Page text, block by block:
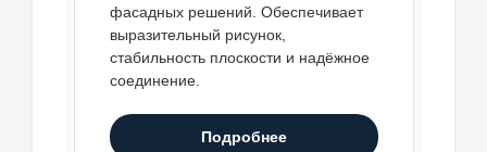
фасадных решений. Обеспечивает
выразительный рисунок,
стабильность плоскости и надёжное
соединение.
Подробнее